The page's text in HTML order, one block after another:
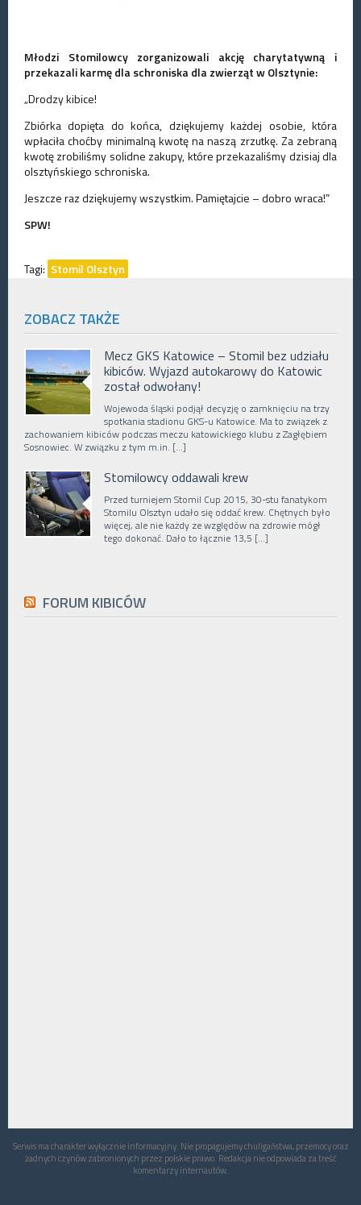
Młodzi Stomilowcy zorganizowali akcję charytatywną i
przekazali karmę dla schroniska dla zwierząt w Olsztynie:
„Drodzy kibice!
Zbiórka dopięta do końca, dziękujemy każdej osobie, która
wpłaciła choćby minimalną kwotę na naszą zrzutkę. Za zebraną
kwotę zrobiliśmy solidne zakupy, które przekazaliśmy dzisiaj dla
olsztyńskiego schroniska.
Jeszcze raz dziękujemy wszystkim. Pamiętajcie – dobro wraca!”
SPW!
Tagi: Stomil Olsztyn
ZOBACZ TAKŻE
Mecz GKS Katowice – Stomil bez udziału
kibiców. Wyjazd autokarowy do Katowic
został odwołany!
Wojewoda śląski podjął decyzję o zamknięciu na trzy
spotkania stadionu GKS-u Katowice. Ma to związek z
zachowaniem kibiców podczas meczu katowickiego klubu z Zagłębiem
Sosnowiec. W związku z tym m.in. […]
Stomilowcy oddawali krew
Przed turniejem Stomil Cup 2015, 30-stu fanatykom
Stomilu Olsztyn udało się oddać krew. Chętnych było
więcej, ale nie każdy ze względów na zdrowie mógł
tego dokonać. Dało to łącznie 13,5 […]
FORUM KIBICÓW
Serwis ma charakter wyłącznie informacyjny. Nie propagujemy chuligaństwa, przemocy oraz
żadnych czynów zabronionych przez polskie prawo. Redakcja nie odpowiada za treść
komentarzy internautów.